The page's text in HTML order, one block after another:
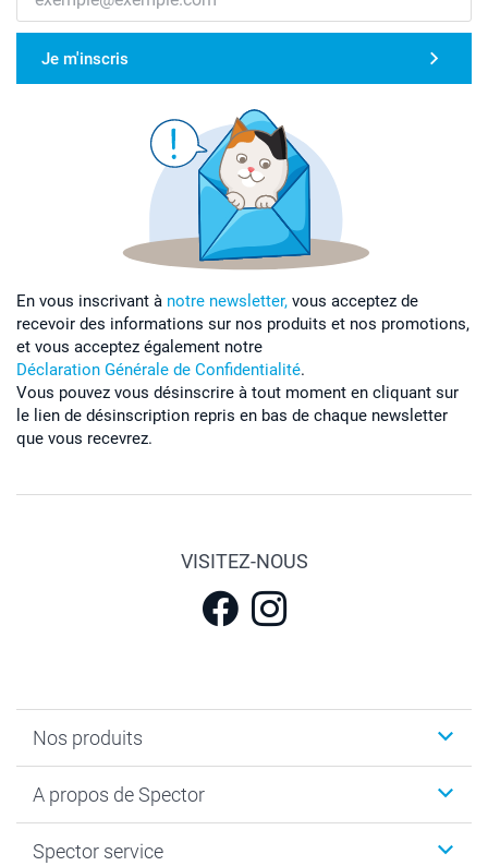
Je m'inscris
En vous inscrivant à notre newsletter, vous acceptez de
recevoir des informations sur nos produits et nos promotions,
et vous acceptez également notre
Déclaration Générale de Confidentialité.
Vous pouvez vous désinscrire à tout moment en cliquant sur
le lien de désinscription repris en bas de chaque newsletter
que vous recevrez.
VISITEZ-NOUS
Nos produits
Faire-part & Cartes
Livre photo
A propos de Spector
Plan du site
Spector service